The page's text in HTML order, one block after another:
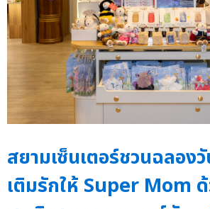
สยามเซ็นเตอร์ชวนฉลอง
เติมรักให้ Super Mom